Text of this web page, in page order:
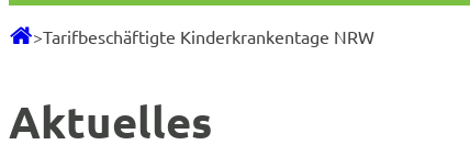
>Tarifbeschäftigte Kinderkrankentage NRW
Aktuelles